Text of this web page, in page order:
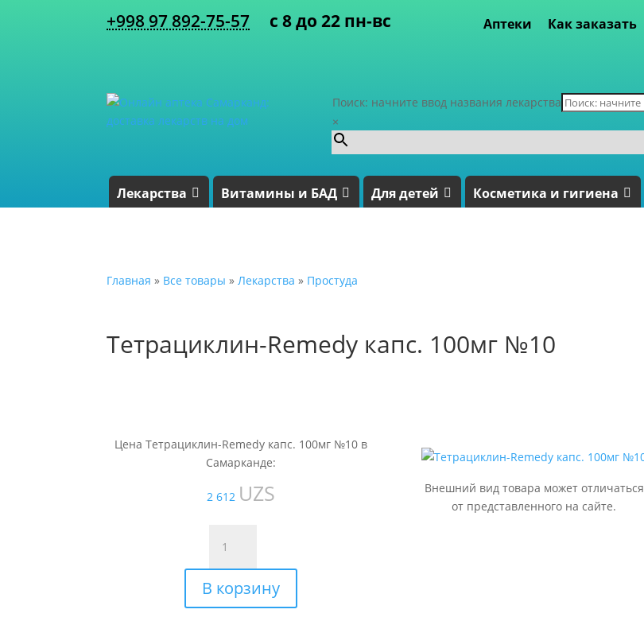
+998 97 892-75-57 с 8 до 22 пн-вс Аптеки Как заказать
Поиск: начните ввод названия лекарства
×
Лекарства Витамины и БАД Для детей Косметика и гигиена
Главная » Все товары » Лекарства » Простуда
Тетрациклин-Remedy капс. 100мг №10
Цена Тетрациклин-Remedy капс. 100мг №10 в
Самарканде:
2 612 UZS
товара
Тетрациклин-
Remedy
капс.
В корзину
Внешний вид товара может отличаться
от представленного на сайте.